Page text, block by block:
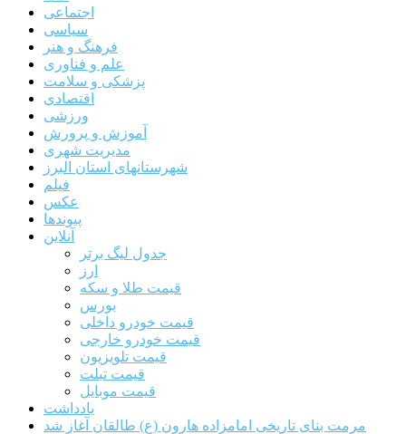
اجتماعی
سیاسی
فرهنگ و هنر
علم و فناوری
پزشکی و سلامت
اقتصادی
ورزشی
آموزش و پرورش
مدیریت شهری
شهرستانهای استان البرز
فیلم
عکس
پیوندها
آنلاین
جدول لیگ برتر
ارز
قیمت طلا و سکه
بورس
قیمت خودرو داخلی
قیمت خودرو خارجی
قیمت تلویزیون
قیمت تبلت
قیمت موبایل
یادداشت
مرمت بنای تاریخی امامزاده هارون (ع) طالقان آغاز شد